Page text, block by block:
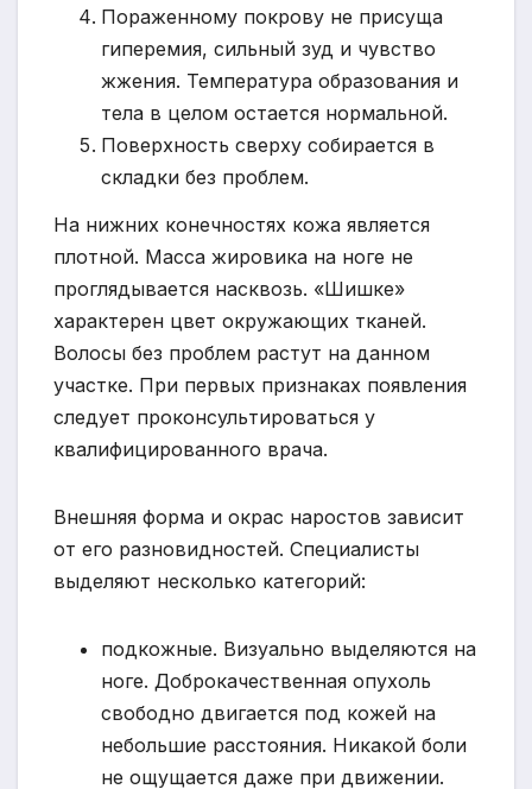
Пораженному покрову не присуща
гиперемия, сильный зуд и чувство
жжения. Температура образования и
тела в целом остается нормальной.
Поверхность сверху собирается в
складки без проблем.
На нижних конечностях кожа является
плотной. Масса жировика на ноге не
проглядывается насквозь. «Шишке»
характерен цвет окружающих тканей.
Волосы без проблем растут на данном
участке. При первых признаках появления
следует проконсультироваться у
квалифицированного врача.
Внешняя форма и окрас наростов зависит
от его разновидностей. Специалисты
выделяют несколько категорий:
подкожные. Визуально выделяются на
ноге. Доброкачественная опухоль
свободно двигается под кожей на
небольшие расстояния. Никакой боли
не ощущается даже при движении.